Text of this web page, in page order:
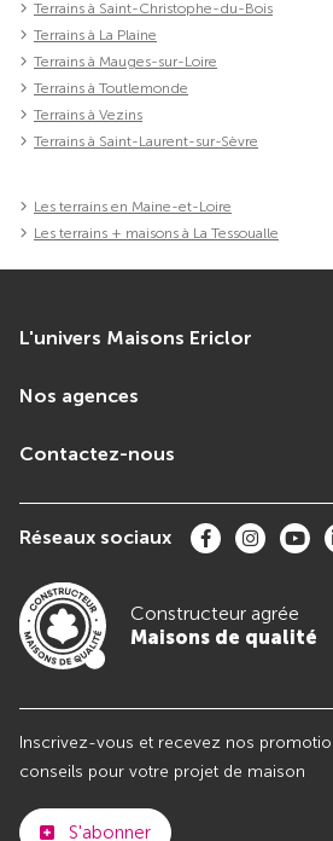
Terrains à Saint-Christophe-du-Bois
Terrains à La Plaine
Terrains à Mauges-sur-Loire
Terrains à Toutlemonde
Terrains à Vezins
Terrains à Saint-Laurent-sur-Sèvre
Les terrains en Maine-et-Loire
Les terrains + maisons à La Tessoualle
L'univers Maisons Ericlor
Nos agences
Contactez-nous
Réseaux sociaux
Constructeur agrée
Maisons de qualité
Inscrivez-vous et recevez nos
conseils pour votre projet de maison
S'abonner